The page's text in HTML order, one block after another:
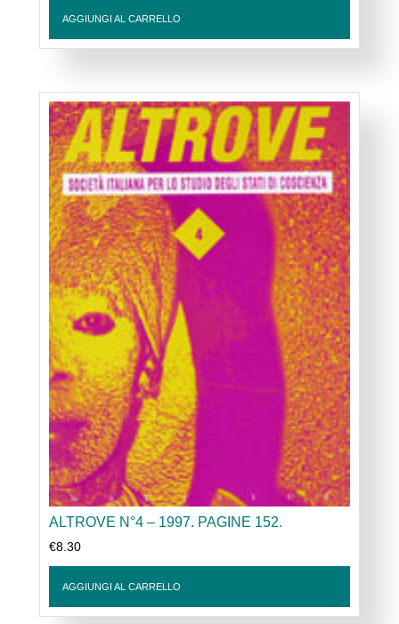
AGGIUNGI AL CARRELLO
ALTROVE N°4 – 1997. PAGINE 152.
€8.30
AGGIUNGI AL CARRELLO